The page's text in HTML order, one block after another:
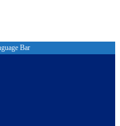
Bar